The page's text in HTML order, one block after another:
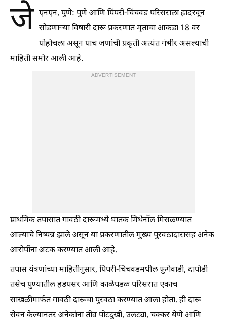
जे एनएन, पुणे: पुणे आणि पिंपरी-चिंचवड परिसराला हादरवून
सोडणाऱ्या विषारी दारू प्रकरणात मृतांचा आकडा 18 वर
पोहोचला असून पाच जणांची प्रकृती अत्यंत गंभीर असल्याची
माहिती समोर आली आहे.
ADVERTISEMENT
प्राथमिक तपासात गावठी दारूमध्ये घातक मिथेनॉल मिसळण्यात
आल्याचे निष्पन्न झाले असून या प्रकरणातील मुख्य पुरवठादारासह अनेक
आरोपींना अटक करण्यात आली आहे.
तपास यंत्रणांच्या माहितीनुसार, पिंपरी-चिंचवडमधील फुगेवाडी, दापोडी
तसेच पुण्यातील हडपसर आणि काळेपडळ परिसरात एकाच
साखळीमार्फत गावठी दारूचा पुरवठा करण्यात आला होता. ही दारू
सेवन केल्यानंतर अनेकांना तीव्र पोटदुखी, उलट्या, चक्कर येणे आणि